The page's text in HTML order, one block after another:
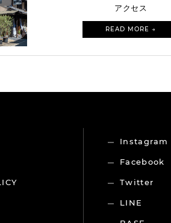
アクセス
READ MORE →
Instagram
Facebook
Twitter
LINE